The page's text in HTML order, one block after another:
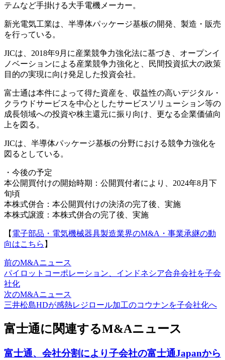
テムなど手掛ける大手電機メーカー。
新光電気工業は、半導体パッケージ基板の開発、製造・販売
を行っている。
JICは、2018年9月に産業競争力強化法に基づき、オープンイ
ノベーションによる産業競争力強化と、民間投資拡大の政策
目的の実現に向け発足した投資会社。
富士通は本件によって得た資産を、収益性の高いデジタル・
クラウドサービスを中心としたサービスソリューション等の
成長領域への投資や株主還元に振り向け、更なる企業価値向
上を図る。
JICは、半導体パッケージ基板の分野における競争力強化を
図るとしている。
・今後の予定
本公開買付けの開始時期：公開買付者により、2024年8月下
旬頃
本株式併合：本公開買付けの決済の完了後、実施
本株式譲渡：本株式併合の完了後、実施
【 電子部品・電気機械器具製造業界のM&A・事業承継の動
向はこちら 】
前のM&Aニュース
パイロットコーポレーション、インドネシア合弁会社を子会
社化
次のM&Aニュース
三井松島HDが感熱レジロール加工のコウナンを子会社化へ
富士通に関連するM&Aニュース
富士通、会社分割により子会社の富士通Japanから